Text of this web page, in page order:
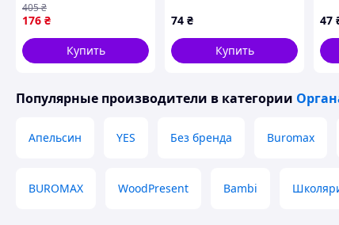
176 ₴
405₴
Купить
Зеленый
74 ₴
Купить
47
Популярные производители в категории
Апельсин YES Без бренда Buromax
BUROMAX WoodPresent Bambi